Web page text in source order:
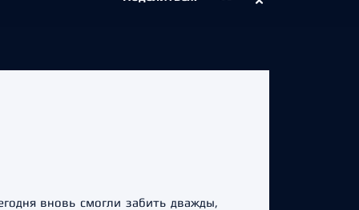
вновь смогли забить дважды,